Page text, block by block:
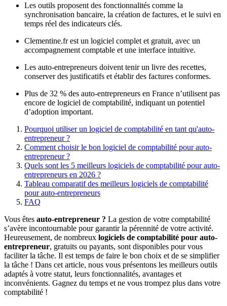
Les outils proposent des fonctionnalités comme la
synchronisation bancaire, la création de factures, et le suivi en
temps réel des indicateurs clés.
Clementine.fr est un logiciel complet et gratuit, avec un
accompagnement comptable et une interface intuitive.
Les auto-entrepreneurs doivent tenir un livre des recettes,
conserver des justificatifs et établir des factures conformes.
Plus de 32 % des auto-entrepreneurs en France n’utilisent pas
encore de logiciel de comptabilité, indiquant un potentiel
d’adoption important.
Pourquoi utiliser un logiciel de comptabilité en tant qu'auto-
entrepreneur ?
Comment choisir le bon logiciel de comptabilité pour auto-
entrepreneur ?
Quels sont les 5 meilleurs logiciels de comptabilité pour auto-
entrepreneurs en 2026 ?
Tableau comparatif des meilleurs logiciels de comptabilité
pour auto-entrepreneurs
FAQ
Vous êtes auto-entrepreneur ? La gestion de votre comptabilité
s’avère incontournable pour garantir la pérennité de votre activité.
Heureusement, de nombreux logiciels de comptabilité pour auto-
entrepreneur, gratuits ou payants, sont disponibles pour vous
faciliter la tâche. Il est temps de faire le bon choix et de se simplifier
la tâche ! Dans cet article, nous vous présentons les meilleurs outils
adaptés à votre statut, leurs fonctionnalités, avantages et
inconvénients. Gagnez du temps et ne vous trompez plus dans votre
comptabilité !